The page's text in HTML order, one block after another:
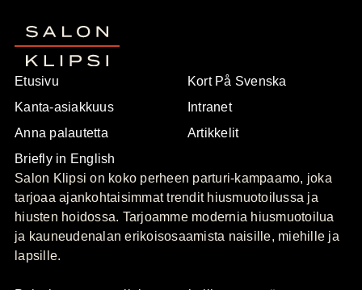
Etusivu
Kanta-asiakkuus
Anna palautetta
Briefly in English
Kort På Svenska
Intranet
Artikkelit
Salon Klipsi on koko perheen parturi-kampaamo, joka
tarjoaa ajankohtaisimmat trendit hiusmuotoilussa ja
hiusten hoidossa. Tarjoamme modernia hiusmuotoilua
ja kauneudenalan erikoisosaamista naisille, miehille ja
lapsille.